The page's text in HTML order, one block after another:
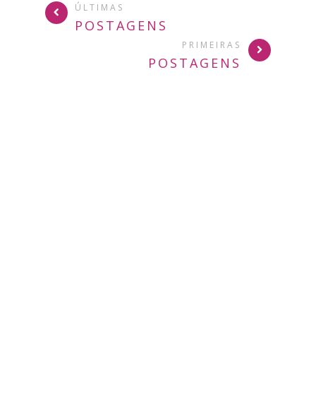
ÚLTIMAS
POSTAGENS
PRIMEIRAS
POSTAGENS